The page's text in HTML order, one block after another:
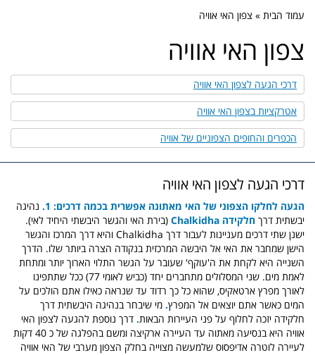
עמוד הבית » צפון האי אוויה
צפון האי אוויה
דרכי הגעה לצפון האי אוויה
אטרקציות בצפון האי אוויה
הכפרים והחופים הצפוניים של אוויה
דרכי הגעה לצפון האי אוויה
הגעה לחלקו הצפוני של האי מאתונה אפשרית בכמה דרכים: 1.
נהיגה
יבשתית דרך חלקידה Chalkidha
(בירת האי והגשר היבשתי היחיד לאי).
ישנן שתי דרכים מעניינות לעבור דרך Chalkidha והיא דרך המרכז והגשר
הישן שמחבר את האי אל היבשה המרכזית בנקודה הצרה ביותר שלו. הדרך
השנייה היא לקחת את ה'עוקף' שעובר על הגשר התלוי הארוך יותר ומתחת
לאמת מים. שני המסלולים מתחברים יחד (כביש לאומי 77) ככל שתתפינו
לאורך מפרץ ארטאקיס, שהוא כל כך רדוד עד שנראה כאילו אתם הולכים על
המים כאשר אתם יוצאים אל המפרץ. מי שיבחר בנהיגה היבשתית דרך
חלקידה יזכה לחלוף על פני העיירות הבאות. דרך נוספת להגעה לצפון האי
אוויה היא בנסיעה מאתוה עד העיירה ארקיצה ומשם בהפלגה של כ 40 דקות
לעיירה לוטרה אדיפסוס שלמעשה מצוייה בחלק הצפון מערבי של האי אוויה